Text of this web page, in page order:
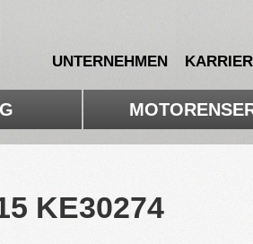
UN­TER­NEH­MEN
KE30274